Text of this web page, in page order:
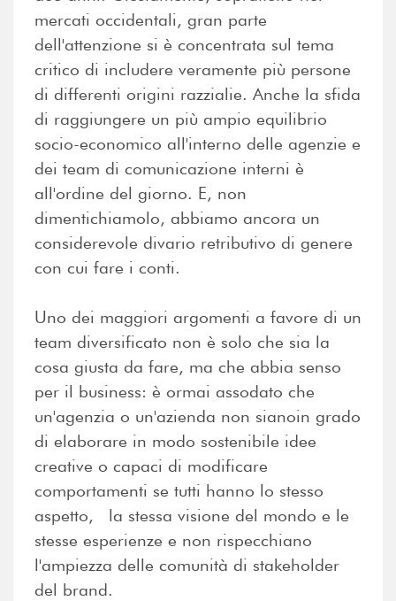
mercati occidentali, gran parte
dell'attenzione si è concentrata sul tema
critico di includere veramente più persone
di differenti origini razzialie. Anche la sfida
di raggiungere un più ampio equilibrio
socio-economico all'interno delle agenzie e
dei team di comunicazione interni è
all'ordine del giorno. E, non
dimentichiamolo, abbiamo ancora un
considerevole divario retributivo di genere
con cui fare i conti.
Uno dei maggiori argomenti a favore di un
team diversificato non è solo che sia la
cosa giusta da fare, ma che abbia senso
per il business: è ormai assodato che
un'agenzia o un'azienda non sianoin grado
di elaborare in modo sostenibile idee
creative o capaci di modificare
comportamenti se tutti hanno lo stesso
aspetto, la stessa visione del mondo e le
stesse esperienze e non rispecchiano
l'ampiezza delle comunità di stakeholder
del brand.